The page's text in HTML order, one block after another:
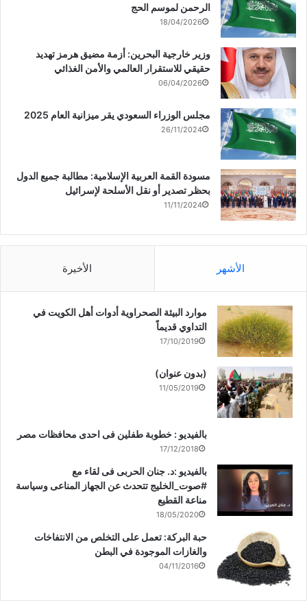
الرحمن لموسم الحج
18/04/2026
وزير خارجية البحرين: أزمة مضيق هرمز تهديد
حقيقي للاستقرار العالمي والأمن الغذائي
06/04/2026
مجلس الوزراء السعودي يقر ميزانية العام 2025
26/11/2024
مسودة القمة العربية الإسلامية: مطالبة جميع الدول
بحظر تصدير أو نقل الأسلحة لإسرائيل
11/11/2024
الأشهر الأخيرة
موارد البيئة الصحراوية أدوات أهل الكويت في
التداوي قديماً
17/10/2019
(بدون عنوان)
11/05/2019
بالفيديو : خطوبة طفلين فى احدى محافظات مصر
17/12/2018
بالفيديو :د. جنان الحربى فى لقاء مع
#صوت_الخليج تتحدث عن الجهاز المناعى وسياسة
مناعة القطيع
18/05/2020
حبة البركة: تعمل على التخلص من الانتفاخات
والغازات الموجودة في البطن
04/11/2016